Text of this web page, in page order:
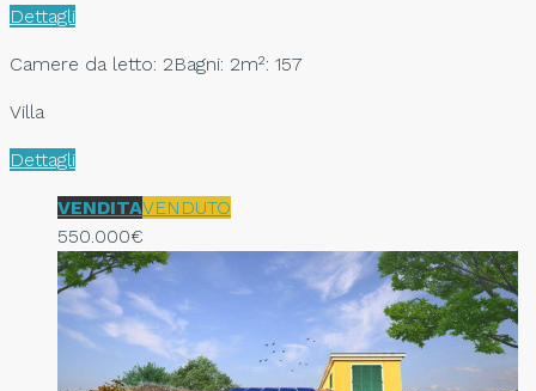
Dettagli
Camere da letto: 2Bagni: 2m²: 157
Villa
Dettagli
VENDITAVENDUTO
550.000€